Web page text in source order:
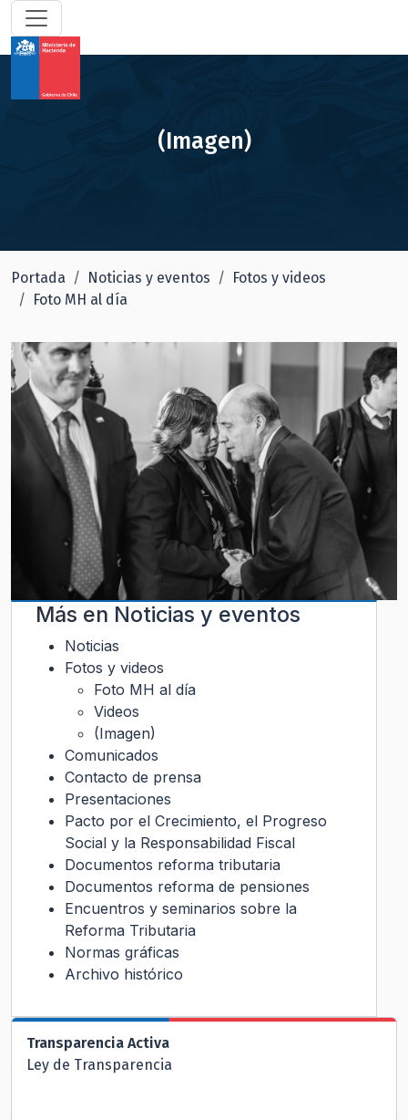
(Imagen)
Portada Noticias y eventos
Fotos y videos
Foto MH al día
Más en Noticias y eventos
Noticias
Fotos y videos
Foto MH al día
Videos
(Imagen)
Comunicados
Contacto de prensa
Presentaciones
Pacto por el Crecimiento, el Progreso
Social y la Responsabilidad Fiscal
Documentos reforma tributaria
Documentos reforma de pensiones
Encuentros y seminarios sobre la
Reforma Tributaria
Normas gráficas
Archivo histórico
Transparencia Activa
Ley de Transparencia